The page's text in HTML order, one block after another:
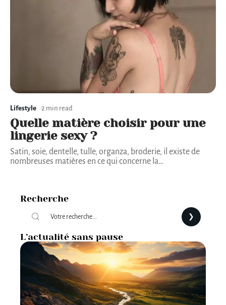
Lifestyle 2 min read
Quelle matière choisir pour une
lingerie sexy ?
Satin, soie, dentelle, tulle, organza, broderie, il existe de
nombreuses matières en ce qui concerne la…
Recherche
L’actualité sans pause